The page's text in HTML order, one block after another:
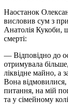
Наостанок
висловив сум з
Анатолія Кукоби,
смерті:
— Відповідно до
отримувала
ліквідне майно, а
Вона відмовилися,
питання, на мій
та у сімейному